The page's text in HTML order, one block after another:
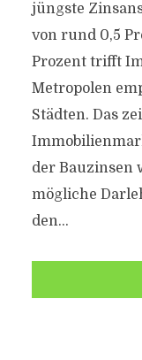
jüngste
von rund 0,5
Prozent trifft
Metropolen
Städten. Das
der Bauzinsen
mögliche
den...